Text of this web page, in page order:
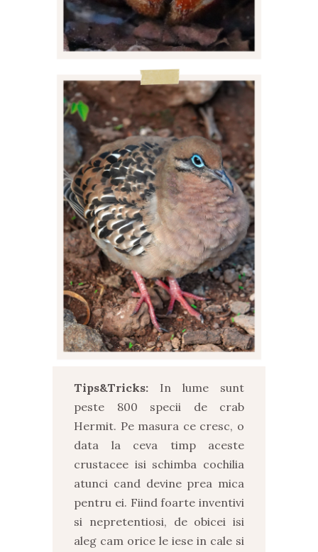
Tips&Tricks: In lume sunt
peste 800 specii de crab
Hermit. Pe masura ce cresc, o
data la ceva timp aceste
crustacee isi schimba cochilia
atunci cand devine prea mica
pentru ei. Fiind foarte inventivi
si nepretentiosi, de obicei isi
aleg cam orice le iese in cale si